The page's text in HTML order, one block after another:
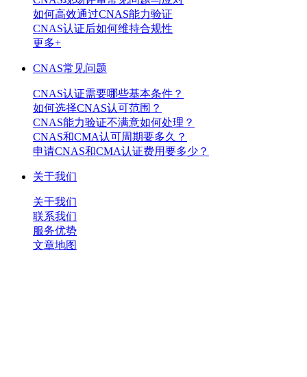
如何高效通过CNAS能力验证
CNAS认证后如何维持合规性
更多+
CNAS常见问题
CNAS认证需要哪些基本条件？
如何选择CNAS认可范围？
CNAS能力验证不满意如何处理？
CNAS和CMA认可周期要多久？
申请CNAS和CMA认证费用要多少？
关于我们
关于我们
联系我们
服务优势
文章地图